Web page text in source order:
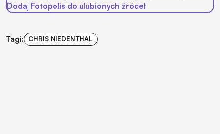
Dodaj Fotopolis do ulubionych źródeł
Tagi: CHRIS NIEDENTHAL